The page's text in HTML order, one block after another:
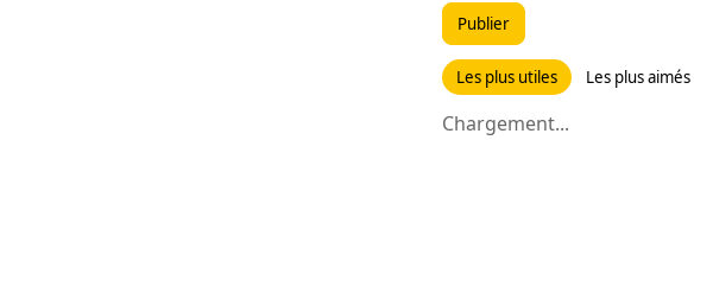
Publier
Les plus utiles Les plus aimés
Chargement...